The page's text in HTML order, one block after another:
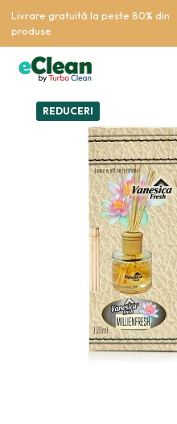
Livrare gratuită la peste 80% din
produse
REDUCERI